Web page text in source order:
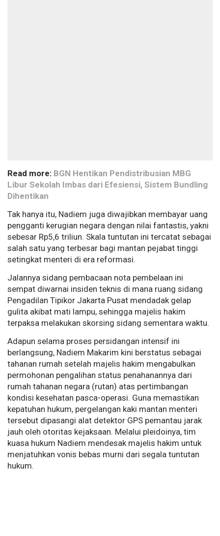
Read more: BGN Hentikan Pendistribusian MBG
Libur Sekolah Imbas dari Efesiensi, Sistem Bundling
Dihentikan
Tak hanya itu, Nadiem juga diwajibkan membayar uang
pengganti kerugian negara dengan nilai fantastis, yakni
sebesar Rp5,6 triliun. Skala tuntutan ini tercatat sebagai
salah satu yang terbesar bagi mantan pejabat tinggi
setingkat menteri di era reformasi.
Jalannya sidang pembacaan nota pembelaan ini
sempat diwarnai insiden teknis di mana ruang sidang
Pengadilan Tipikor Jakarta Pusat mendadak gelap
gulita akibat mati lampu, sehingga majelis hakim
terpaksa melakukan skorsing sidang sementara waktu.
Adapun selama proses persidangan intensif ini
berlangsung, Nadiem Makarim kini berstatus sebagai
tahanan rumah setelah majelis hakim mengabulkan
permohonan pengalihan status penahanannya dari
rumah tahanan negara (rutan) atas pertimbangan
kondisi kesehatan pasca-operasi. Guna memastikan
kepatuhan hukum, pergelangan kaki mantan menteri
tersebut dipasangi alat detektor GPS pemantau jarak
jauh oleh otoritas kejaksaan. Melalui pleidoinya, tim
kuasa hukum Nadiem mendesak majelis hakim untuk
menjatuhkan vonis bebas murni dari segala tuntutan
hukum.